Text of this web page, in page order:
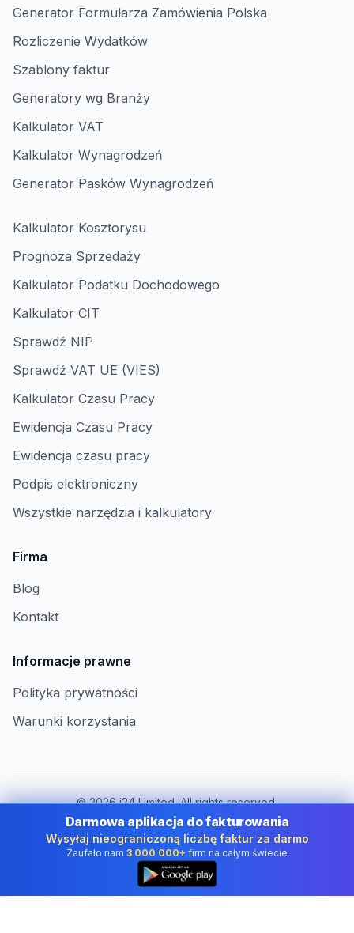
Generator Formularza Zamówienia Polska
Rozliczenie Wydatków
Szablony faktur
Generatory wg Branży
Kalkulator VAT
Kalkulator Wynagrodzeń
Generator Pasków Wynagrodzeń
Kalkulator Kosztorysu
Prognoza Sprzedaży
Kalkulator Podatku Dochodowego
Kalkulator CIT
Sprawdź NIP
Sprawdź VAT UE (VIES)
Kalkulator Czasu Pracy
Ewidencja Czasu Pracy
Ewidencja czasu pracy
Podpis elektroniczny
Wszystkie narzędzia i kalkulatory
Firma
Blog
Kontakt
Informacje prawne
Polityka prywatności
Warunki korzystania
©2026i24 Limited. All rights reserved.
Dla firm w Poland
Zmień kraj:
Poland
Darmowa aplikacja do fakturowania
Wysyłaj nieograniczoną liczbę faktur za darmo
Zaufało nam 3 000 000+ firm na całym świecie